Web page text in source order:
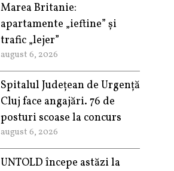
Marea Britanie:
apartamente „ieftine” și
trafic „lejer”
august 6, 2026
Spitalul Județean de Urgență
Cluj face angajări. 76 de
posturi scoase la concurs
august 6, 2026
UNTOLD începe astăzi la